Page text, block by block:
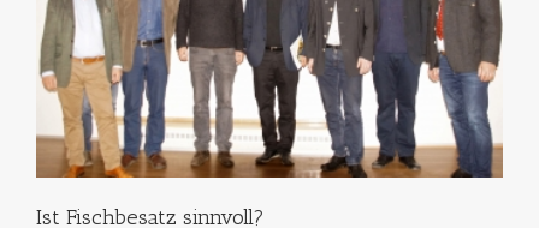
Ist Fischbesatz sinnvoll?